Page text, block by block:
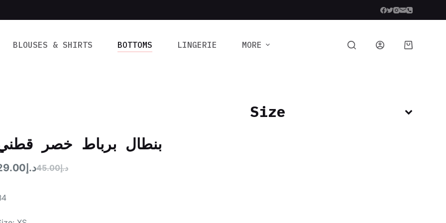
BLOUSES & SHIRTS BOTTOMS LINGERIE MORE
بنطال برباط خصر
د.إ45.00د.إ
Size